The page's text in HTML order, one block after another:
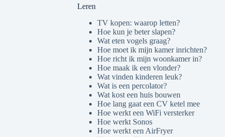
Leren
TV kopen: waarop letten?
Hoe kun je beter slapen?
Wat eten vogels graag?
Hoe moet ik mijn kamer inrichten?
Hoe richt ik mijn woonkamer in?
Hoe maak ik een vlonder?
Wat vinden kinderen leuk?
Wat is een percolator?
Wat kost een huis bouwen
Hoe lang gaat een CV ketel mee
Hoe werkt een WiFi versterker
Hoe werkt Sonos
Hoe werkt een AirFryer